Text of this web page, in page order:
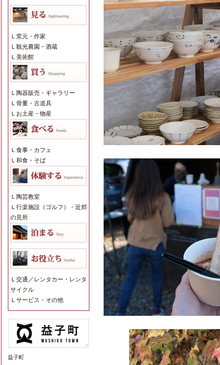
Ｌ 窯元・作家
Ｌ 観光農園・酒蔵
Ｌ 美術館
Ｌ 陶器販売・ギャラリー
Ｌ 骨董・古道具
Ｌ お土産・物産
Ｌ 食事・カフェ
Ｌ 和食・そば
Ｌ 陶芸教室
Ｌ 行楽施設（ゴルフ）・近郊
の見所
Ｌ 交通／レンタカー・レンタ
サイクル
Ｌ サービス・その他
益子町